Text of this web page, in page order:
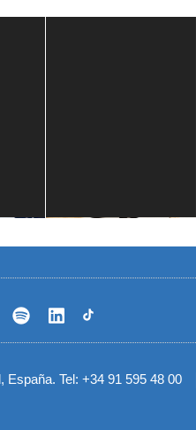
España. Tel: +34 91 595 48 00